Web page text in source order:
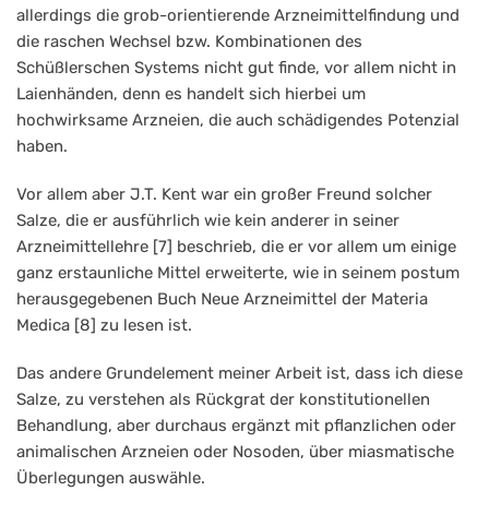
allerdings die grob-orientierende Arzneimittelfindung und
die raschen Wechsel bzw. Kombinationen des
Schüßlerschen Systems nicht gut finde, vor allem nicht in
Laienhänden, denn es handelt sich hierbei um
hochwirksame Arzneien, die auch schädigendes Potenzial
haben.
Vor allem aber J.T. Kent war ein großer Freund solcher
Salze, die er ausführlich wie kein anderer in seiner
Arzneimittellehre [7] beschrieb, die er vor allem um einige
ganz erstaunliche Mittel erweiterte, wie in seinem postum
herausgegebenen Buch Neue Arzneimittel der Materia
Medica [8] zu lesen ist.
Das andere Grundelement meiner Arbeit ist, dass ich diese
Salze, zu verstehen als Rückgrat der konstitutionellen
Behandlung, aber durchaus ergänzt mit pflanzlichen oder
animalischen Arzneien oder Nosoden, über miasmatische
Überlegungen auswähle.